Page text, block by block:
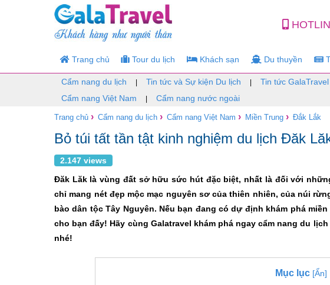
Trang chủ Tour du lịch Khách sạn Du thuyền
Cẩm nang du lịch Tin tức và Sự kiện Du lịch Tin tức GalaTravel
Cẩm nang Việt Nam Cẩm nang nước ngoài
Trang chủ › Cẩm nang du lịch › Cẩm nang Việt Nam › Miền Trung › Đắk Lắk
Bỏ túi tất tần tật kinh nghiệm du lịch Đăk
2.147 views
Đăk Lăk là vùng đất sở hữu sức hút đặc biệt, nhất là đối với
chỉ mang nét đẹp mộc mạc nguyên sơ của thiên nhiên, của núi
bào dân tộc Tây Nguyên. Nếu bạn đang có dự định khám phá
cho bạn đấy! Hãy cùng Galatravel khám phá ngay cẩm nang du
nhé!
Mục lục [Ẩn]